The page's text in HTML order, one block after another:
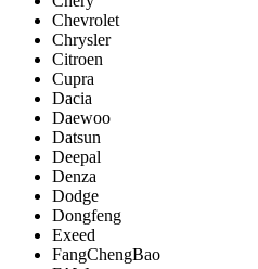
Chevrolet
Chrysler
Citroen
Cupra
Dacia
Daewoo
Datsun
Deepal
Denza
Dodge
Dongfeng
Exeed
FangChengBao